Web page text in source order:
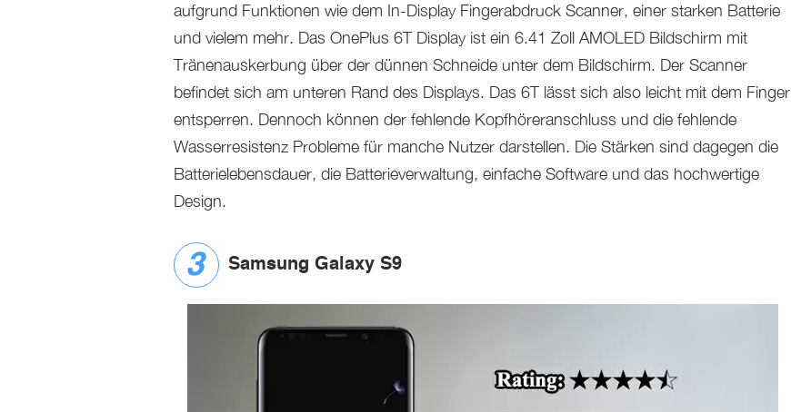
aufgrund Funktionen wie dem In-Display Fingerabdruck Scanner, einer starken Batterie
und vielem mehr. Das OnePlus 6T Display ist ein 6.41 Zoll AMOLED Bildschirm mit
Tränenauskerbung über der dünnen Schneide unter dem Bildschirm. Der Scanner
befindet sich am unteren Rand des Displays. Das 6T lässt sich also leicht mit dem Finger
entsperren. Dennoch können der fehlende Kopfhöreranschluss und die fehlende
Wasserresistenz Probleme für manche Nutzer darstellen. Die Stärken sind dagegen die
Batterielebensdauer, die Batterieverwaltung, einfache Software und das hochwertige
Design.
Samsung Galaxy S9